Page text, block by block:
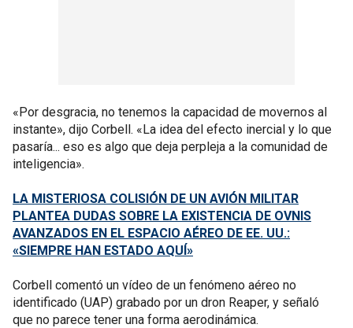
«Por desgracia, no tenemos la capacidad de movernos al
instante», dijo Corbell. «La idea del efecto inercial y lo que
pasaría... eso es algo que deja perpleja a la comunidad de
inteligencia».
LA MISTERIOSA COLISIÓN DE UN AVIÓN MILITAR
PLANTEA DUDAS SOBRE LA EXISTENCIA DE OVNIS
AVANZADOS EN EL ESPACIO AÉREO DE EE. UU.:
«SIEMPRE HAN ESTADO AQUÍ»
Corbell comentó un vídeo de un fenómeno aéreo no
identificado (UAP) grabado por un dron Reaper, y señaló
que no parece tener una forma aerodinámica.